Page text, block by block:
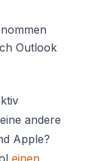
Outlook
andere
Apple?
einen